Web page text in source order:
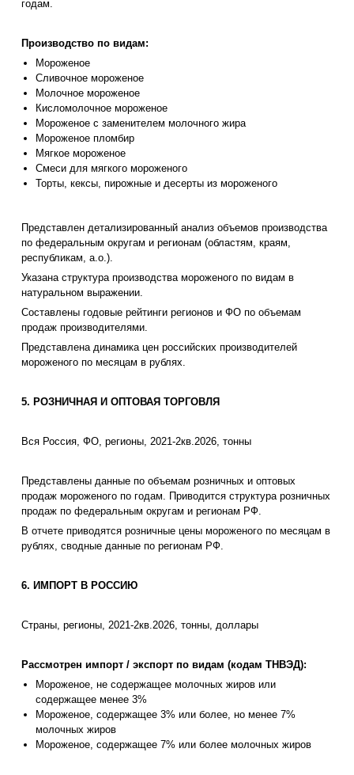
годам.
Производство по видам:
Мороженое
Сливочное мороженое
Молочное мороженое
Кисломолочное мороженое
Мороженое с заменителем молочного жира
Мороженое пломбир
Мягкое мороженое
Смеси для мягкого мороженого
Торты, кексы, пирожные и десерты из мороженого
Представлен детализированный анализ объемов производства
по федеральным округам и регионам (областям, краям,
республикам, а.о.).
Указана структура производства мороженого по видам в
натуральном выражении.
Составлены годовые рейтинги регионов и ФО по объемам
продаж производителями.
Представлена динамика цен российских производителей
мороженого по месяцам в рублях.
5. РОЗНИЧНАЯ И ОПТОВАЯ ТОРГОВЛЯ
Вся Россия, ФО, регионы, 2021-2кв.2026, тонны
Представлены данные по объемам розничных и оптовых
продаж мороженого по годам. Приводится структура розничных
продаж по федеральным округам и регионам РФ.
В отчете приводятся розничные цены мороженого по месяцам в
рублях, сводные данные по регионам РФ.
6. ИМПОРТ В РОССИЮ
Страны, регионы, 2021-2кв.2026, тонны, доллары
Рассмотрен импорт / экспорт по видам (кодам ТНВЭД):
Мороженое, не содержащее молочных жиров или
содержащее менее 3%
Мороженое, содержащее 3% или более, но менее 7%
молочных жиров
Мороженое, содержащее 7% или более молочных жиров